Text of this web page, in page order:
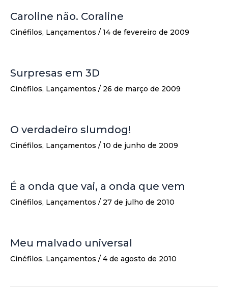
Caroline não. Coraline
Cinéfilos, Lançamentos / 14 de fevereiro de 2009
Surpresas em 3D
Cinéfilos, Lançamentos / 26 de março de 2009
O verdadeiro slumdog!
Cinéfilos, Lançamentos / 10 de junho de 2009
É a onda que vai, a onda que vem
Cinéfilos, Lançamentos / 27 de julho de 2010
Meu malvado universal
Cinéfilos, Lançamentos / 4 de agosto de 2010